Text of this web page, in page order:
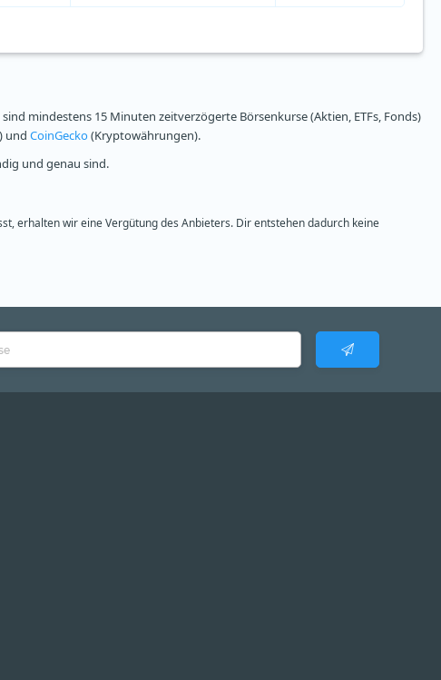
mindestens 15 Minuten zeitverzögerte Börsenkurse (Aktien, ETFs, Fonds)
und CoinGecko(Kryptowährungen).
und genau sind.
erhalten wir eine Vergütung des Anbieters. Dir entstehen dadurch keine